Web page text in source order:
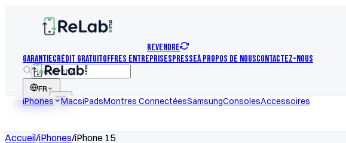
REVENDRE
GarantieCrédit GratuitOffres EntreprisesPresseÀ Propos de nousContactez-nous
FR
REVENDRE
iPhones MacsiPadsMontres ConnectéesSamsungConsolesAccessoires
Accueil/iPhones/iPhone 15